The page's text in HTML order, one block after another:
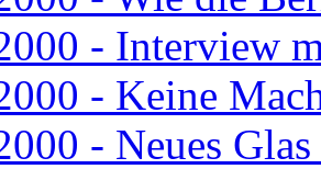
- Interview
- Keine
- Neues Glas